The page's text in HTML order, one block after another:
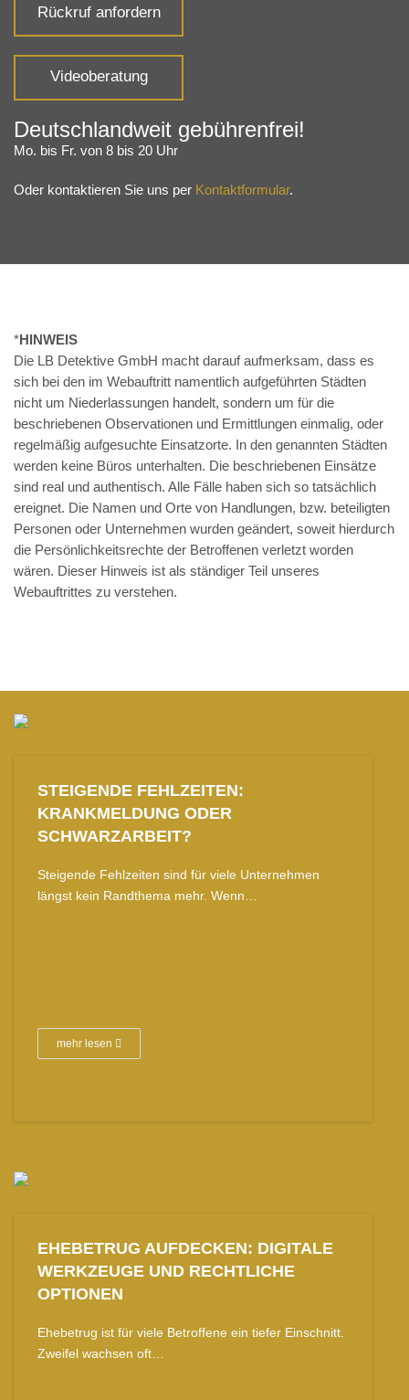
Rückruf anfordern
Videoberatung
Deutschlandweit gebührenfrei!
Mo. bis Fr. von 8 bis 20 Uhr
Oder kontaktieren Sie uns per Kontaktformular.
*HINWEIS
Die LB Detektive GmbH macht darauf aufmerksam, dass es
sich bei den im Webauftritt namentlich aufgeführten Städten
nicht um Niederlassungen handelt, sondern um für die
beschriebenen Observationen und Ermittlungen einmalig, oder
regelmäßig aufgesuchte Einsatzorte. In den genannten Städten
werden keine Büros unterhalten. Die beschriebenen Einsätze
sind real und authentisch. Alle Fälle haben sich so tatsächlich
ereignet. Die Namen und Orte von Handlungen, bzw. beteiligten
Personen oder Unternehmen wurden geändert, soweit hierdurch
die Persönlichkeitsrechte der Betroffenen verletzt worden
wären. Dieser Hinweis ist als ständiger Teil unseres
Webauftrittes zu verstehen.
STEIGENDE FEHLZEITEN:
KRANKMELDUNG ODER
SCHWARZARBEIT?
Steigende Fehlzeiten sind für viele Unternehmen
längst kein Randthema mehr. Wenn…
mehr lesen
EHEBETRUG AUFDECKEN: DIGITALE
WERKZEUGE UND RECHTLICHE
OPTIONEN
Ehebetrug ist für viele Betroffene ein tiefer Einschnitt.
Zweifel wachsen oft…